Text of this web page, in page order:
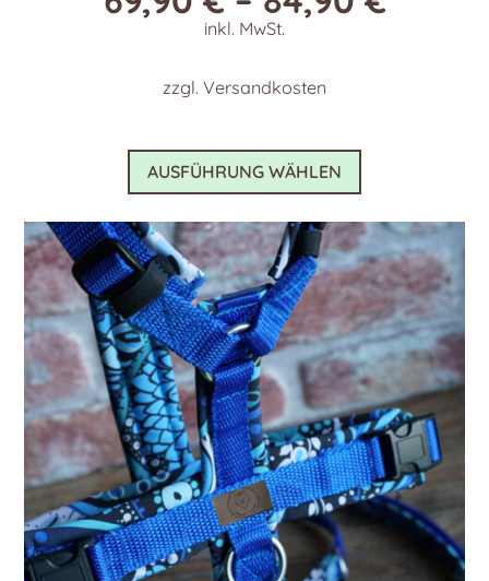
inkl. MwSt.
zzgl. Versandkosten
AUSFÜHRUNG WÄHLEN
Dieses
weist
mehrere
Varianten
auf.
Die
Optionen
können
auf
der
Produktseite
gewählt
werden